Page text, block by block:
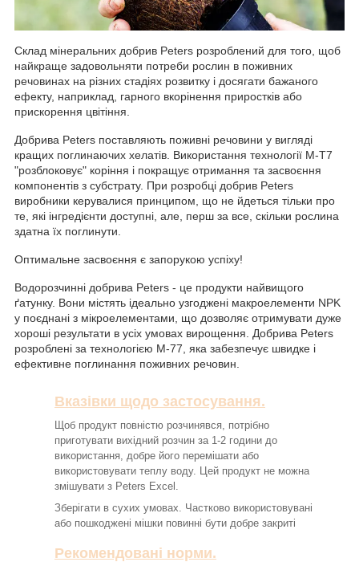
Вказівки щодо застосування.
Щоб продукт повністю розчинявся, потрібно
приготувати вихідний розчин за 1-2 години до
використання, добре його перемішати або
використовувати теплу воду. Цей продукт не можна
змішувати з Peters Excel.
Зберігати в сухих умовах. Частково використовувані
або пошкоджені мішки повинні бути добре закриті
Рекомендовані норми.
Водорозчинні добрива Peters - це продукти найвищого
ґатунку. Вони містять ідеально узгоджені макроелементи NPK
у поєднані з мікроелементами, що дозволяє отримувати дуже
хороші результати в усіх умовах вирощення. Добрива Peters
розроблені за технологією M-77, яка забезпечує швидке і
ефективне поглинання поживних речовин.
Оптимальне засвоєння є запорукою успіху!
Добрива Peters поставляють поживні речовини у вигляді
кращих поглинаючих хелатів. Використання технології M-T7
"розблоковує" коріння і покращує отримання та засвоєння
компонентів з субстрату. При розробці добрив Peters
виробники керувалися принципом, що не йдеться тільки про
те, які інгредієнти доступні, але, перш за все, скільки рослина
здатна їх поглинути.
Склад мінеральних добрив Peters розроблений для того, щоб
найкраще задовольняти потреби рослин в поживних
речовинах на різних стадіях розвитку і досягати бажаного
ефекту, наприклад, гарного вкорінення приростків або
прискорення цвітіння.